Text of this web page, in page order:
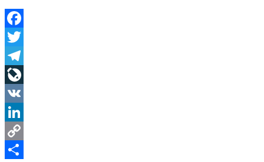
Facebook
Twitter
Telegram
LiveJournal
VK
LinkedIn
Copy